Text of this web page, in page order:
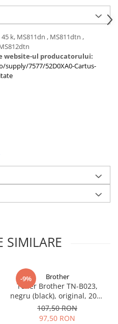
k, MS811dn , MS811dtn ,
website-ul producatorului:
7577/52D0XA0-Cartus-
SIMILARE
-9% Brother
Toner Brother TN-B023,
negru (black), original, 2000
pagini
107,50 RON
97,50 RON